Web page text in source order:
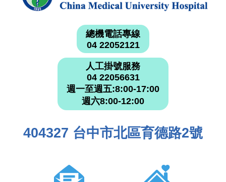
總機電話專線
04 22052121
人工掛號服務
04 22056631
週一至週五:8:00-17:00
週六8:00-12:00
404327 台中市北區育德路2號